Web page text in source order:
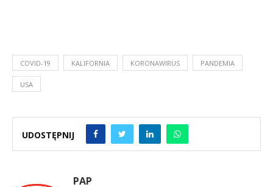
COVID-19 KALIFORNIA KORONAWIRUS PANDEMIA
USA
UDOSTĘPNIJ
PAP